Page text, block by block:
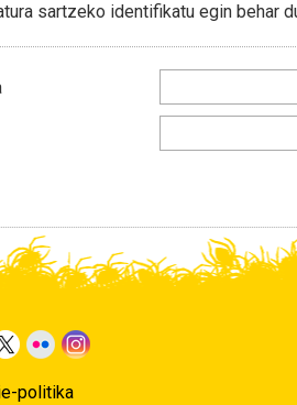
sartzeko identifikatu egin behar
politika